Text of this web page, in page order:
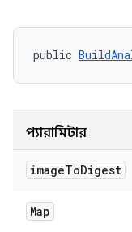
public
প্যারামিটার
imageToDigest
Map